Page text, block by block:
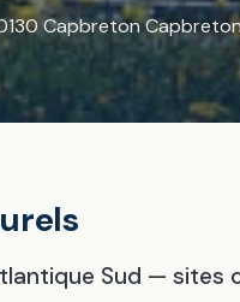
Capbreton
Sud — sites